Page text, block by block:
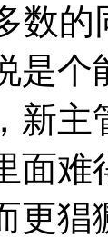
的同
是个
新主
面难
更猖